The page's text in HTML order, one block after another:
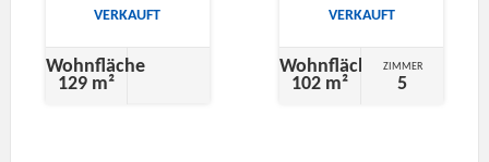
VERKAUFT
Wohnfläche
129 m²
VERKAUFT
Wohnfläche
102 m²
ZIMMER
5